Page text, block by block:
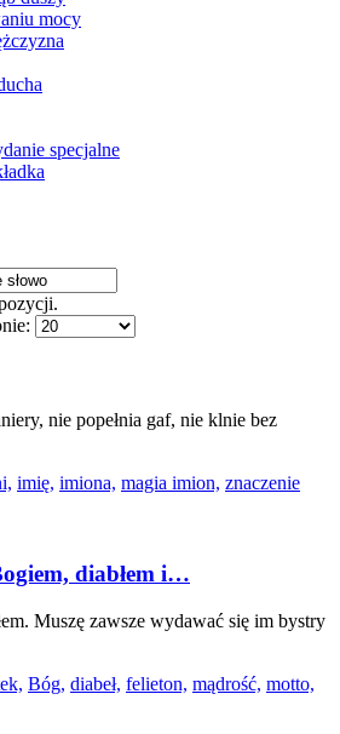
mocy
specjalne
nie popełnia gaf, nie klnie bez
imię, imiona, magia imion, znaczenie
diabłem i…
Muszę zawsze wydawać się im bystry
Bóg, diabeł, felieton, mądrość, motto,